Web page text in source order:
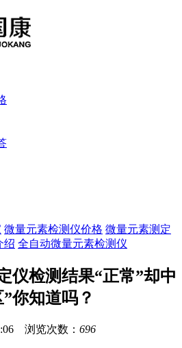
微量元素检测仪价格 微量元素测定
绍 全自动微量元素检测仪
仪检测结果“正常”却中
你知道吗？
浏览次数： 696